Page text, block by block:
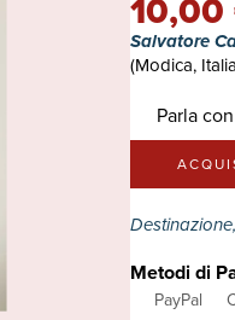
Salvatore
(Modica,
Parla
Metodi di
PayPal